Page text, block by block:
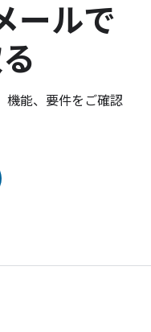
ールで
機能、要件をご確認